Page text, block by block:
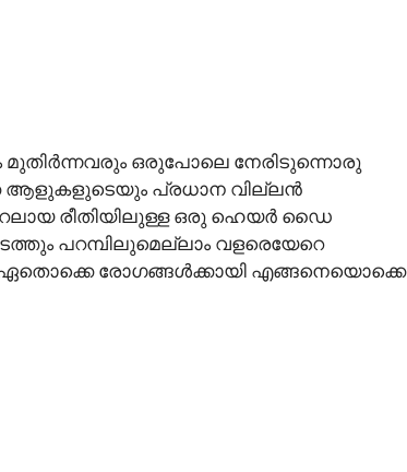
മുതിർന്നവരും ഒരുപോലെ നേരിടുന്നൊരു
ആളുകളുടെയും പ്രധാന വില്ലൻ
രീതിയിലുള്ള ഒരു ഹെയർ ഡൈ
പറമ്പിലുമെല്ലാം വളരെയേറെ
രോഗങ്ങൾക്കായി എങ്ങനെയൊക്കെ